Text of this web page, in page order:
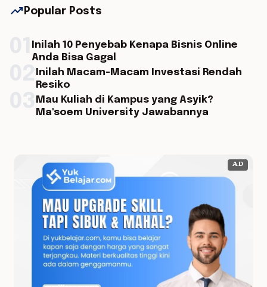
trending_up Popular Posts
Inilah 10 Penyebab Kenapa Bisnis Online
Anda Bisa Gagal
Inilah Macam-Macam Investasi Rendah
Resiko
Mau Kuliah di Kampus yang Asyik?
Ma'soem University Jawabannya
AD